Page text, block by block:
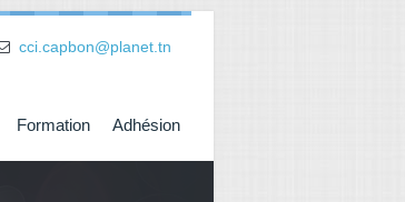
cci.capbon@planet.tn
Formation Adhésion